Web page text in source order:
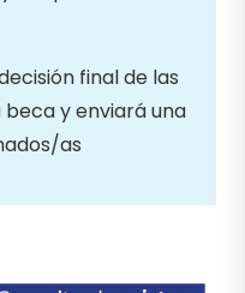
final de las
y enviará una
as